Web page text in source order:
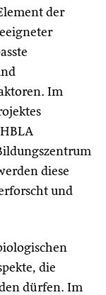
der
Im
diese
und
die
dürfen. Im